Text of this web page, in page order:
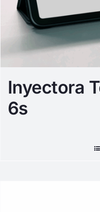
Inyectora
6s